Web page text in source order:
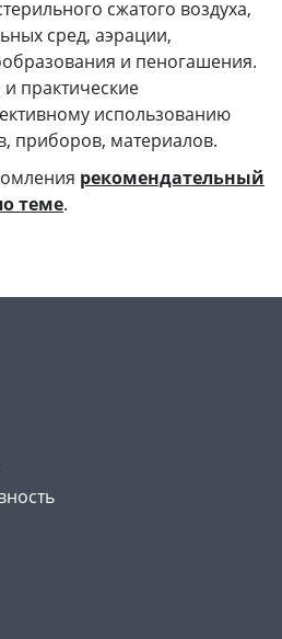
сжатого воздуха,
сред, аэрации,
и пеногашения.
практические
использованию
приборов, материалов.
рекомендательный
теме.